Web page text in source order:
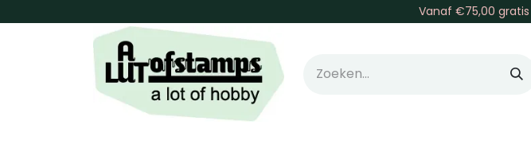
Vanaf €75,00